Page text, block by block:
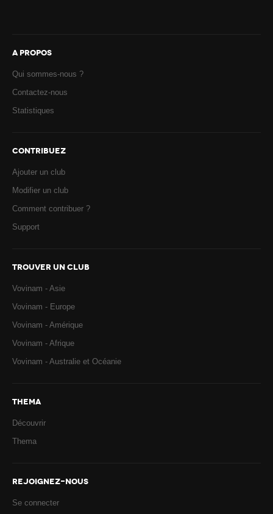
A PROPOS
Qui sommes-nous ?
Contactez-nous
Statistiques
CONTRIBUEZ
Ajouter un club
Modifier un club
Comment contribuer ?
Support
TROUVER UN CLUB
Vovinam - Asie
Vovinam - Europe
Vovinam - Amérique
Vovinam - Afrique
Vovinam - Australie et Océanie
THEMA
Découvrir
Thema
REJOIGNEZ-NOUS
Se connecter